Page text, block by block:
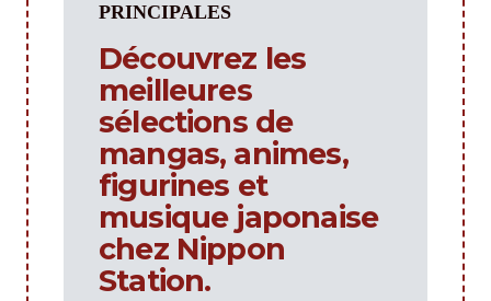
PRINCIPALES
Découvrez les
meilleures
sélections de
mangas, animes,
figurines et
musique japonaise
chez Nippon
Station.